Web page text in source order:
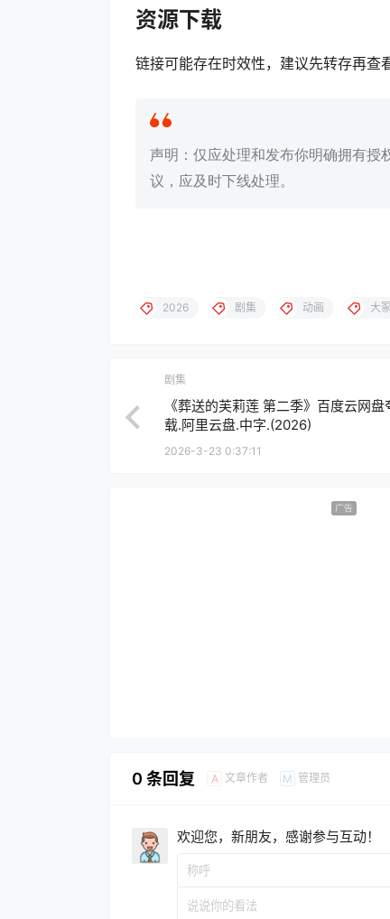
资源下载
链接可能存在时效性，建议先转存再查
声明：仅应处理和发布你明确拥有授
议，应及时下线处理。
2026 剧集 动画 大
剧集
《葬送的芙莉莲 第二季》百度云网盘
载.阿里云盘.中字.(2026)
2026-3-23 0:37:11
广告
0 条回复 A 文章作者 M 管理员
欢迎您，新朋友，感谢参与互动！